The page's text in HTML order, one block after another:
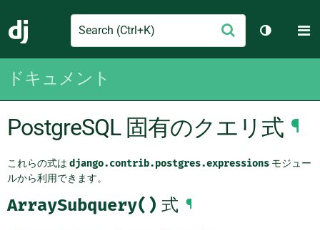
Django
Search
信
テーマを
ドキュメント
PostgreSQL 固有のクエリ式 ¶
これらの式は django.contrib.postgres.expressions モジュー
ルから利用できます。
ArraySubquery() 式 ¶